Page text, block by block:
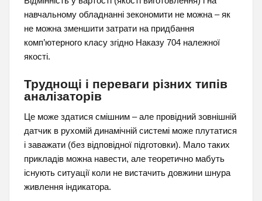
навчальному обладнанні зекономити не можна – як
не можна зменшити затрати на придбання
комп’ютерного класу згідно Наказу 704 належної
якості.
Труднощі і переваги різних типів
аналізаторів
Це може здатися смішним – але провідний зовнішній
датчик в рухомій динамічній системі може плутатися
і заважати (без відповідної підготовки). Мало таких
прикладів можна навести, але теоретично мабуть
існують ситуації коли не вистачить довжини шнура
живлення індикатора.